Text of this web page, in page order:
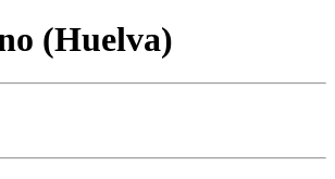
(Huelva)